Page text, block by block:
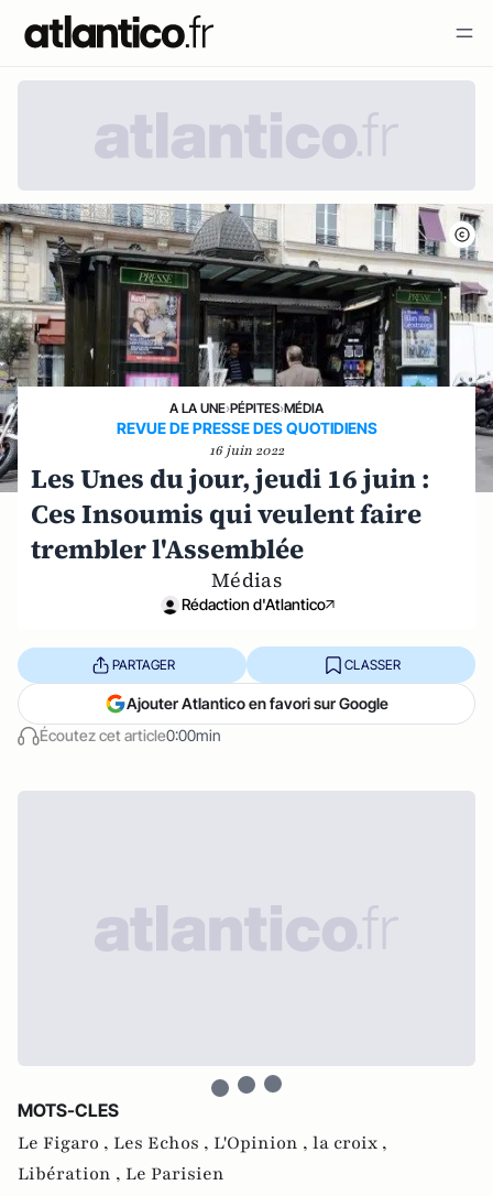
A LA UNE›PÉPITES›MÉDIA
REVUE DE PRESSE DES QUOTIDIENS
16 juin 2022
Les Unes du jour, jeudi 16 juin :
Ces Insoumis qui veulent faire
trembler l'Assemblée
Médias
Rédaction d'Atlantico
Écoutez cet article0:00min
PARTAGER CLASSER
Ajouter Atlantico en favori sur Google
MOTS-CLES
Le Figaro , Les Echos , L'Opinion , la croix ,
Libération , Le Parisien